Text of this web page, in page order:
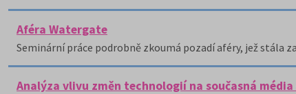
Aféra Watergate
Seminární práce podrobně zkoumá pozadí aféry, jež stála
Analýza vlivu změn technologií na současná